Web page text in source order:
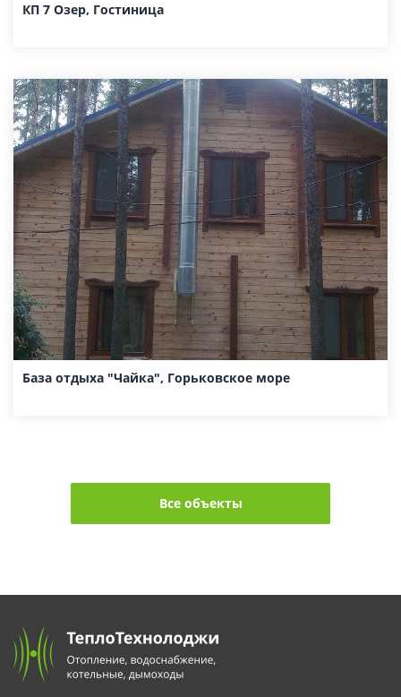
КП 7 Озер, Гостиница
База отдыха "Чайка", Горьковское море
Все объекты